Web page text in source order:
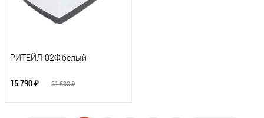
РИТЕЙЛ-02Ф белый
15 790 ₽ 21 500 ₽